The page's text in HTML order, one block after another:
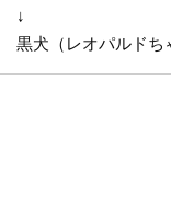
↓
黒犬（レオパルドち